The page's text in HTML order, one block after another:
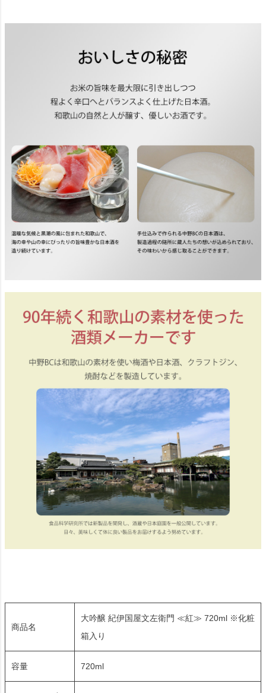
商品名
大吟醸 紀伊国屋文左衛門 ≪紅≫ 720ml ※化粧
箱入り
容量 720ml